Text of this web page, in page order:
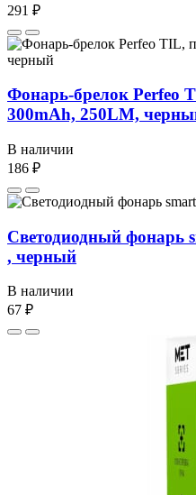
291 ₽
Фонарь-брелок Perfeo
300mAh, 250LM,
В наличии
186 ₽
Светодиодный фонарь
, черный
В наличии
67 ₽